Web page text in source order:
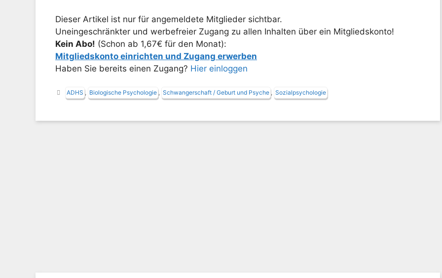
Dieser Artikel ist nur für angemeldete Mitglieder sichtbar.
Uneingeschränkter und werbefreier Zugang zu allen Inhalten über ein Mitgliedskonto!
Kein Abo! (Schon ab 1,67€ für den Monat):
Mitgliedskonto einrichten und Zugang erwerben
Haben Sie bereits einen Zugang? Hier einloggen
Schlagwörter
ADHS , Biologische Psychologie , Schwangerschaft / Geburt und Psyche , Sozialpsychologie